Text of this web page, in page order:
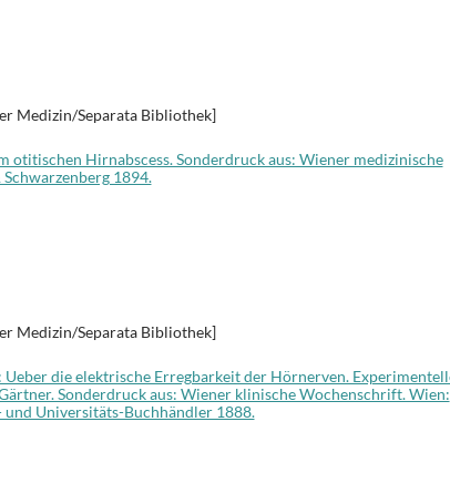
Medizin/Separata Bibliothek]
otitischen Hirnabscess. Sonderdruck aus: Wiener medizinische
1894.
Medizin/Separata Bibliothek]
Ueber die elektrische Erregbarkeit der Hörnerven.
Sonderdruck aus: Wiener klinische Wochenschrift. Wien:
Universitäts-Buchhändler 1888.